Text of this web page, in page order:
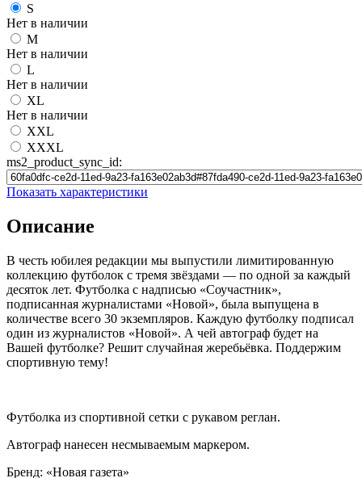
S
Нет в наличии
M
Нет в наличии
L
Нет в наличии
XL
Нет в наличии
XXL
XXXL
ms2_product_sync_id:
Показать характеристики
Описание
В честь юбилея редакции мы выпустили лимитированную
коллекцию футболок с тремя звёздами — по одной за каждый
десяток лет. Футболка с надписью «Соучастник»,
подписанная журналистами «Новой», была выпущена в
количестве всего 30 экземпляров. Каждую футболку подписал
один из журналистов «Новой». А чей автограф будет на
Вашей футболке? Решит случайная жеребьёвка. Поддержим
спортивную тему!
Футболка из спортивной сетки с рукавом реглан.
Автограф нанесен несмываемым маркером.
Бренд: «Новая газета»